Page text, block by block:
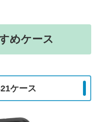
めケース
ケース